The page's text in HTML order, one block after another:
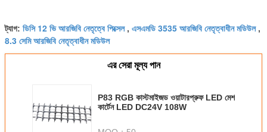
ট্যাগ: ডিসি 12 ভি আরজিবি নেতৃত্বে পিক্সেল, এসএমডি 3535 আরজিবি নেতৃত্বাধীন মডিউল,
8.3 সেমি আরজিবি নেতৃত্বাধীন মডিউল
এর সেরা মূল্য পান
P83 RGB কাস্টমাইজড ওয়াটারপ্রুফ LED মেশ
কার্টেন LED DC24V 108W